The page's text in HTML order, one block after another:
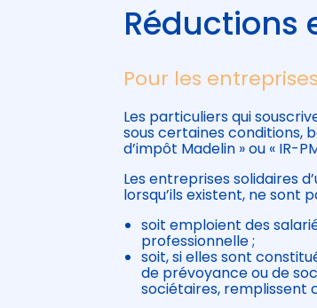
Réductions
Pour les
Les particuliers qui
sous certaines conditions,
d’impôt Madelin » ou « IR-
Les entreprises solidaires
lorsqu’ils existent, ne sont
soit emploient des
professionnelle ;
soit, si elles sont
de prévoyance ou de
sociétaires, remplissent